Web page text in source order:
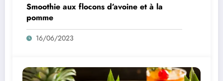
Smoothie aux flocons d’avoine et à la
pomme
16/06/2023